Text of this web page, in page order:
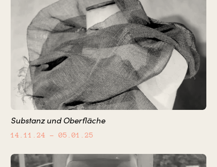
Substanz und Oberfläche
14.11.24 – 05.01.25